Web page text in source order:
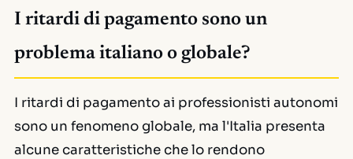
I ritardi di pagamento sono un
problema italiano o globale?
I ritardi di pagamento ai professionisti autonomi
sono un fenomeno globale, ma l'Italia presenta
alcune caratteristiche che lo rendono